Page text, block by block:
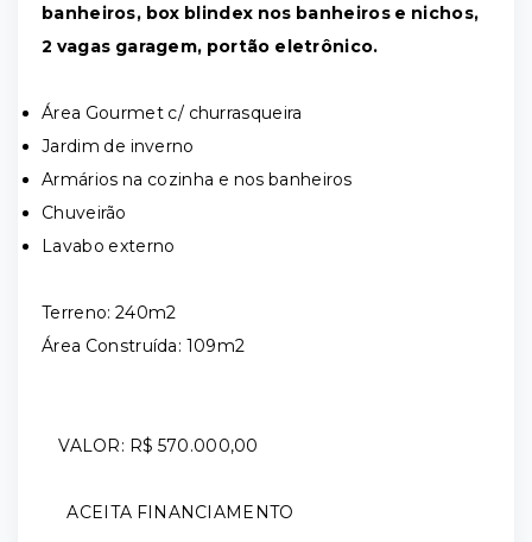
banheiros, box blindex nos banheiros e nichos,
2 vagas garagem, portão eletrônico.
Área Gourmet c/ churrasqueira
Jardim de inverno
Armários na cozinha e nos banheiros
Chuveirão
Lavabo externo
Terreno: 240m2
Área Construída: 109m2
VALOR: R$ 570.000,00
ACEITA FINANCIAMENTO